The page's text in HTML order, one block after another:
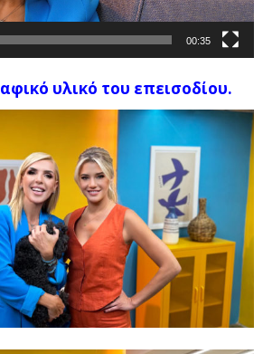
00:35
υλικό του επεισοδίου.